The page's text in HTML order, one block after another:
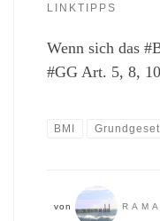
LINKTIPPS
Wenn sich das
#GG Art. 5, 8,
BMI
von